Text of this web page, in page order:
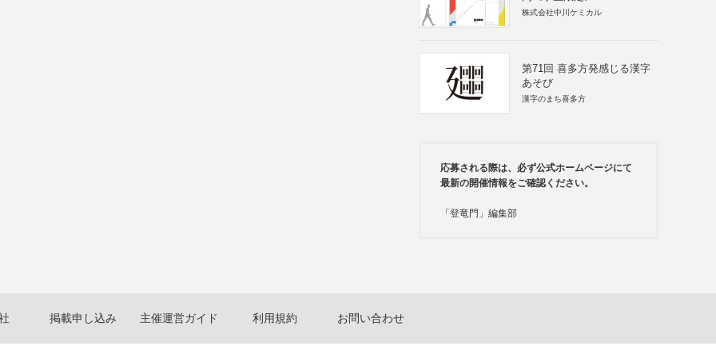
株式会社中川ケミカル
第71回 喜多方発感じる漢字
あそび
漢字のまち喜多方
応募される際は、必ず公式ホームページにて
最新の開催情報をご確認ください。
「登竜門」編集部
掲載申し込み 主催運営ガイド 利用規約 お問い合わせ